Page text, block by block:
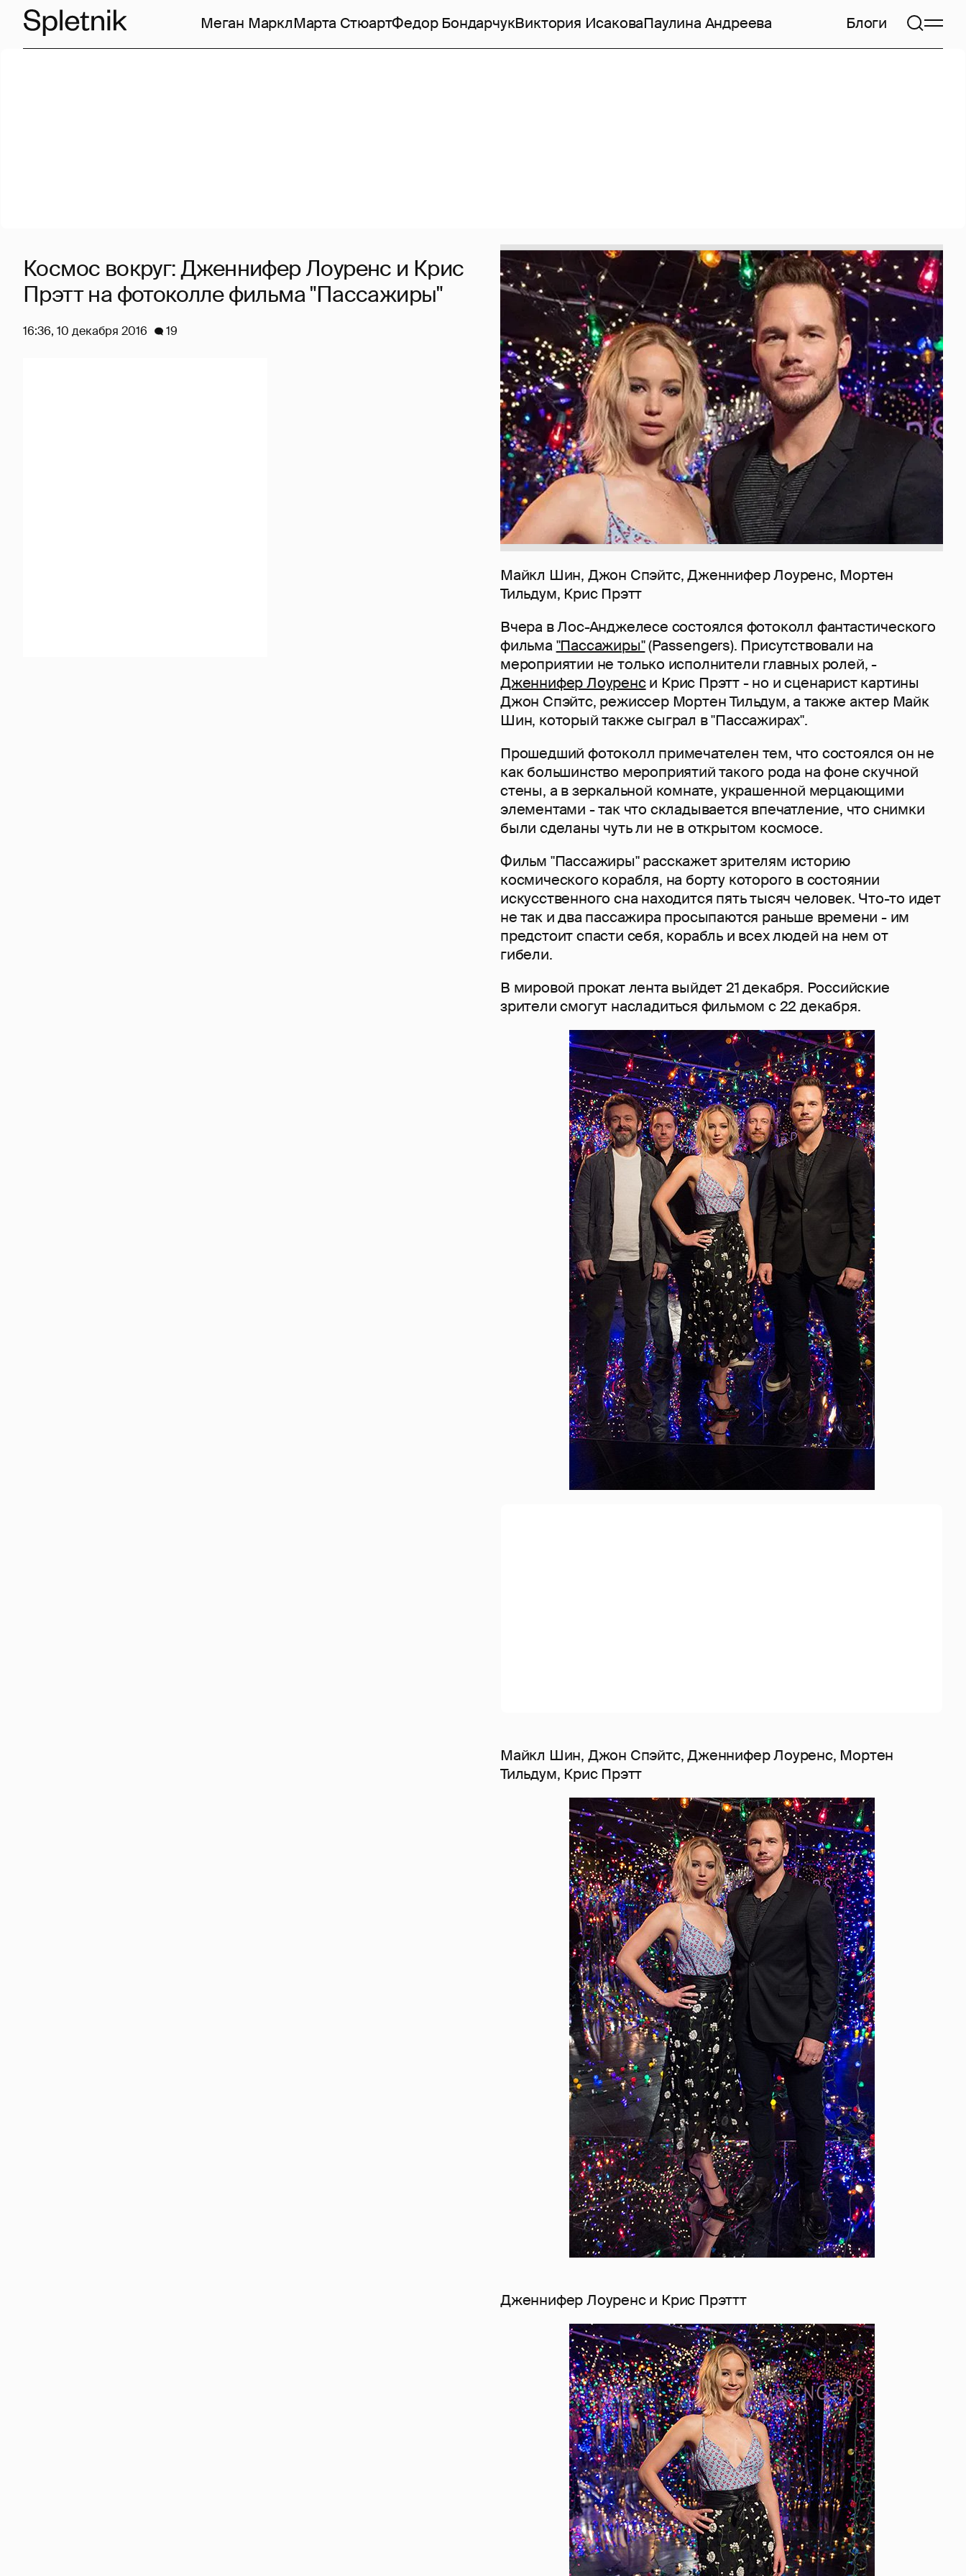
Меган МарклМарта СтюартФедор БондарчукВиктория ИсаковаПаулина Андреева Блоги
Майкл Шин, Джон Спэйтс, Дженнифер Лоуренс, Мортен
Тильдум, Крис Прэтт
Вчера в Лос-Анджелесе состоялся фотоколл фантастического
фильма "Пассажиры"(Passengers). Присутствовали на
мероприятии не только исполнители главных ролей, -
Дженнифер Лоуренси Крис Прэтт - но и сценарист картины
Джон Спэйтс, режиссер Мортен Тильдум, а также актер Майк
Шин, который также сыграл в "Пассажирах".
Прошедший фотоколл примечателен тем, что состоялся он не
как большинство мероприятий такого рода на фоне скучной
стены, а в зеркальной комнате, украшенной мерцающими
элементами - так что складывается впечатление, что снимки
были сделаны чуть ли не в открытом космосе.
Фильм "Пассажиры" расскажет зрителям историю
космического корабля, на борту которого в состоянии
искусственного сна находится пять тысяч человек. Что-то идет
не так и два пассажира просыпаются раньше времени - им
предстоит спасти себя, корабль и всех людей на нем от
гибели.
В мировой прокат лента выйдет 21 декабря. Российские
зрители смогут насладиться фильмом с 22 декабря.
Майкл Шин, Джон Спэйтс, Дженнифер Лоуренс, Мортен
Тильдум, Крис Прэтт
Дженнифер Лоуренс и Крис Прэттт
Космос вокруг: Дженнифер Лоуренс и Крис
Прэтт на фотоколле фильма "Пассажиры"
16:36, 10 декабря 2016 19